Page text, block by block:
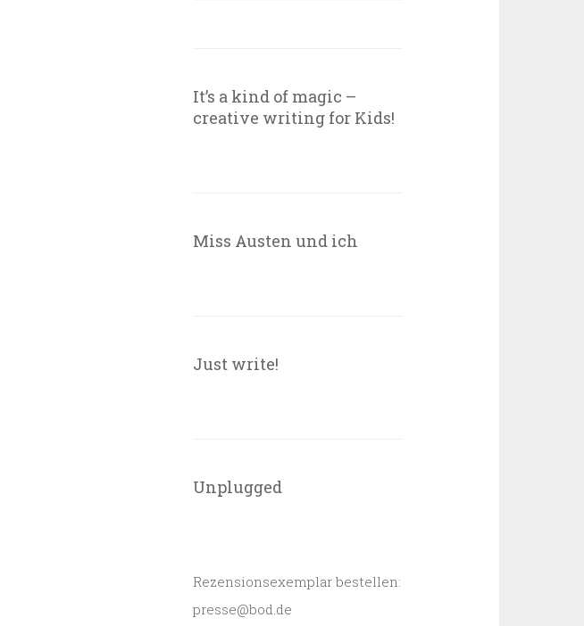
It’s a kind of magic –
creative writing for Kids!
Miss Austen und ich
Just write!
Unplugged
Rezensionsexemplar bestellen:
presse@bod.de